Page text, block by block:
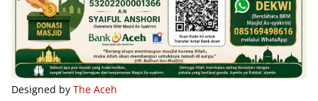
Designed by The Aceh